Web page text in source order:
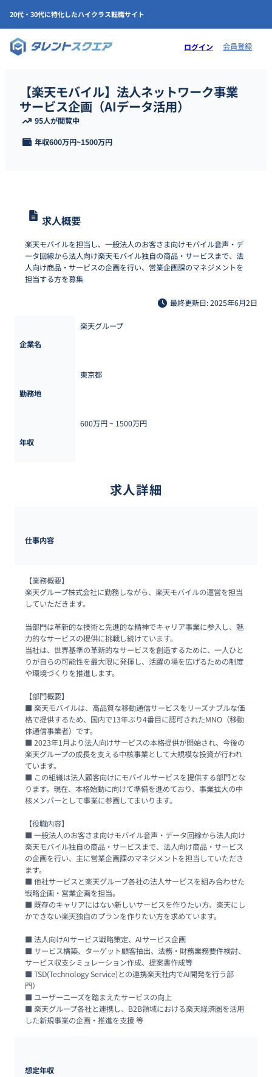
20代・30代に特化したハイクラス転職サイト
ログイン 会員登録
【楽天モバイル】法人ネットワーク事業
サービス企画（AIデータ活用）
95人が閲覧中
年収600万円~1500万円
求人概要
楽天モバイルを担当し、一般法人のお客さま向けモバイル音声・デ
ータ回線から法人向け楽天モバイル独自の商品・サービスまで、法
人向け商品・サービスの企画を行い、営業企画課のマネジメントを
担当する方を募集
最終更新日: 2025年6月2日
企業名
楽天グループ
勤務地
東京都
年収
600万円 ~ 1500万円
求人詳細
仕事内容
【業務概要】
楽天グループ株式会社に勤務しながら、楽天モバイルの運営を担当
していただきます。
当部門は革新的な技術と先進的な精神でキャリア事業に参入し、魅
力的なサービスの提供に挑戦し続けています。
当社は、世界基準の革新的なサービスを創造するために、一人ひと
りが自らの可能性を最大限に発揮し、活躍の場を広げるための制度
や環境づくりを推進します。
【部門概要】
■ 楽天モバイルは、高品質な移動通信サービスをリーズナブルな価
格で提供するため、国内で13年ぶり4番目に認可されたMNO（移動
体通信事業者）です。
■ 2023年1月より法人向けサービスの本格提供が開始され、今後の
楽天グループの成長を支える中核事業として大規模な投資が行われ
ています。
■ この組織は法人顧客向けにモバイルサービスを提供する部門とな
ります。現在、本格始動に向けて準備を進めており、事業拡大の中
核メンバーとして事業に参画してまいります。
【役職内容】
■ 一般法人のお客さま向けモバイル音声・データ回線から法人向け
楽天モバイル独自の商品・サービスまで、法人向け商品・サービス
の企画を行い、主に営業企画課のマネジメントを担当していただき
ます。
■ 他社サービスと楽天グループ各社の法人サービスを組み合わせた
戦略企画・営業企画を担当。
■ 既存のキャリアにはない新しいサービスを作りたい方、楽天にし
かできない楽天独自のプランを作りたい方を求めています。
■ 法人向けAIサービス戦略策定、AIサービス企画
■ サービス構築、ターゲット顧客抽出、法務・財務業務要件検討、
サービス収支シミュレーション作成、提案書作成等
■ TSD(Technology Service)との連携楽天社内でAI開発を行う部
門）
■ ユーザーニーズを踏まえたサービスの向上
■ 楽天グループ各社と連携し、B2B領域における楽天経済圏を活用
した新規事業の企画・推進を支援 等
想定年収